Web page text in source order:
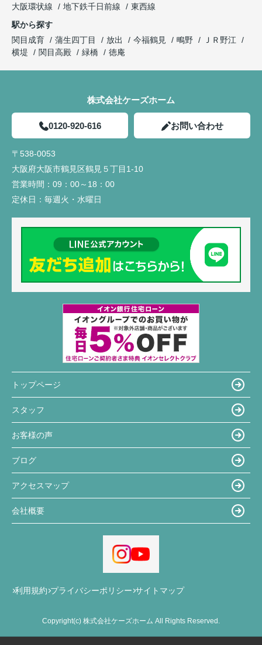
大阪環状線
地下鉄千日前線
東西線
駅から探す
関目成育
蒲生四丁目 放出 今福鶴見 鴫野
ＪＲ野江
横堤
関目高殿 緑橋 徳庵
株式会社ケーズホーム
0120-920-616 お問い合わせ
〒538-0053
大阪府大阪市鶴見区鶴見５丁目1-10
営業時間： 09：00～18：00
定休日： 毎週火・水曜日
トップページ
スタッフ
お客様の声
ブログ
アクセスマップ
会社概要
利用規約 プライバシーポリシー サイトマップ
Copyright(c) 株式会社ケーズホーム All Rights Reserved.